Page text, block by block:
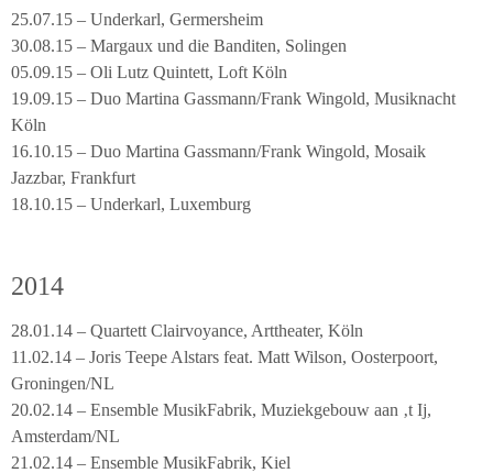
25.07.15 – Underkarl, Germersheim
30.08.15 – Margaux und die Banditen, Solingen
05.09.15 – Oli Lutz Quintett, Loft Köln
19.09.15 – Duo Martina Gassmann/Frank Wingold, Musiknacht
Köln
16.10.15 – Duo Martina Gassmann/Frank Wingold, Mosaik
Jazzbar, Frankfurt
18.10.15 – Underkarl, Luxemburg
2014
28.01.14 – Quartett Clairvoyance, Arttheater, Köln
11.02.14 – Joris Teepe Alstars feat. Matt Wilson, Oosterpoort,
Groningen/NL
20.02.14 – Ensemble MusikFabrik, Muziekgebouw aan ‚t Ij,
Amsterdam/NL
21.02.14 – Ensemble MusikFabrik, Kiel